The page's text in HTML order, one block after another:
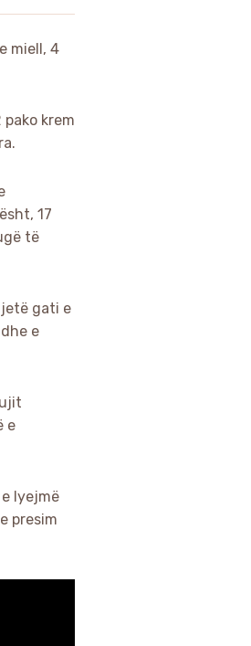
miell, 4
pako krem
17
të
jetë gati e
e
e
lyejmë
presim